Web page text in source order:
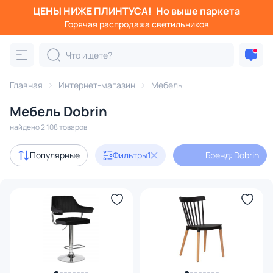
ЦЕНЫ НИЖЕ ПЛИНТУСА! Но выше паркета
Горячая распродажа светильников
Главная Интернет-магазин Мебель
Мебель Dobrin
найдено 2 108 товаров
Популярные Фильтры1 Бренд: Dobrin
Фильтры
Категория:
Диваны Стулья
В наличии 810
1